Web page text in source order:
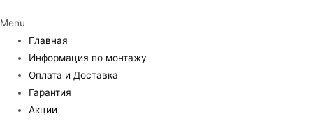
Menu
Главная
Информация по монтажу
Оплата и Доставка
Гарантия
Акции